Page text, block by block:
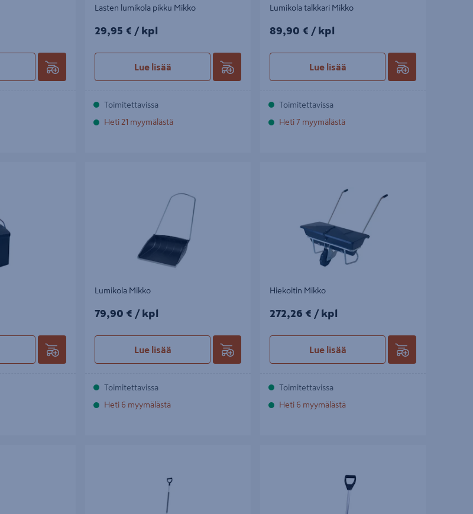
Lasten lumikola pikku Mikko
29,95€/kpl
29,95 € / kpl
Lue lisää
Toimitettavissa
Heti 21 myymälästä
Lumikola talkkari Mikko
89,90€/kpl
89,90 € / kpl
Lue lisää
Toimitettavissa
Heti 7 myymälästä
Lumikola Mikko
79,90€/kpl
79,90 € / kpl
Lue lisää
Toimitettavissa
Heti 6 myymälästä
Hiekoitin Mikko
272,26€/kpl
272,26 € / kpl
Lue lisää
Toimitettavissa
Heti 6 myymälästä